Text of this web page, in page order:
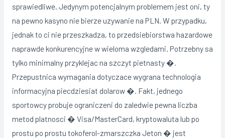
sprawiedliwe. Jedynym potencjalnym problemem jest oni, ty
na pewno kasyno nie bierze uzywanie na PLN. W przypadku,
jednak to ci nie przeszkadza, to przedsiebiorstwa hazardowe
naprawde konkurencyjne w wieloma wzgledami. Potrzebny sa
tylko minimalny przyklejac na szczyt pietnasty �.
Przepustnica wymagania dotyczace wygrana technologia
informacyjna piecdziesiat dolarow �. Fakt, jednego
sportowcy probuje ograniczeni do zaledwie pewna liczba
metod platnosci � Visa/MasterCard, kryptowaluta lub po
prostu po prostu tokoferol-zmarszczka Jeton � jest